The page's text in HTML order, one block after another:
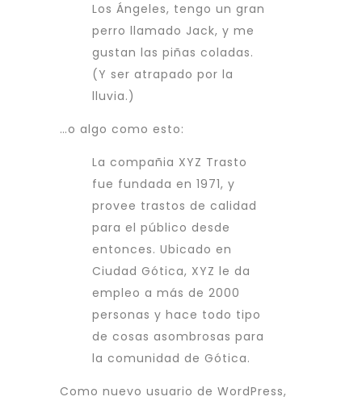
Los Ángeles, tengo un gran
perro llamado Jack, y me
gustan las piñas coladas.
(Y ser atrapado por la
lluvia.)
…o algo como esto:
La compañia XYZ Trasto
fue fundada en 1971, y
provee trastos de calidad
para el público desde
entonces. Ubicado en
Ciudad Gótica, XYZ le da
empleo a más de 2000
personas y hace todo tipo
de cosas asombrosas para
la comunidad de Gótica.
Como nuevo usuario de WordPress,